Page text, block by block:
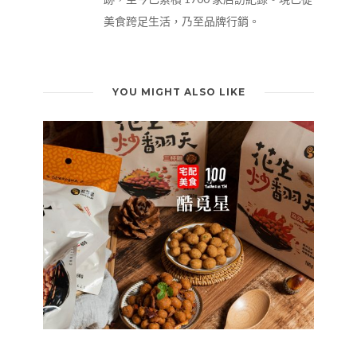
美食跨足生活，乃至品牌行銷。
YOU MIGHT ALSO LIKE